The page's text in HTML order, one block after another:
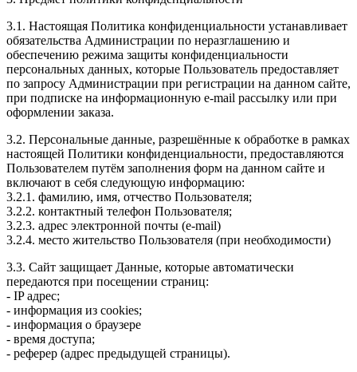
3.1. Настоящая Политика конфиденциальности устанавливает
обязательства Администрации по неразглашению и
обеспечению режима защиты конфиденциальности
персональных данных, которые Пользователь предоставляет
по запросу Администрации при регистрации на данном сайте,
при подписке на информационную e-mail рассылку или при
оформлении заказа.
3.2. Персональные данные, разрешённые к обработке в рамках
настоящей Политики конфиденциальности, предоставляются
Пользователем путём заполнения форм на данном сайте и
включают в себя следующую информацию:
3.2.1. фамилию, имя, отчество Пользователя;
3.2.2. контактный телефон Пользователя;
3.2.3. адрес электронной почты (e-mail)
3.2.4. место жительство Пользователя (при необходимости)
3.3. Сайт защищает Данные, которые автоматически
передаются при посещении страниц:
- IP адрес;
- информация из cookies;
- информация о браузере
- время доступа;
- реферер (адрес предыдущей страницы).